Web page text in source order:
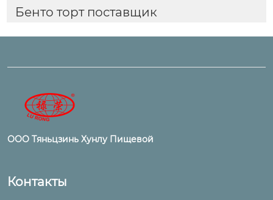
Бенто торт поставщик
ООО Тяньцзинь Хунлу Пищевой
Контакты